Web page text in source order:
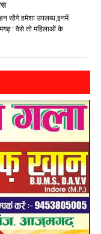
रहेंगे हमेशा उपलब्ध,इनमें
: वैसे तो महिलाओं के